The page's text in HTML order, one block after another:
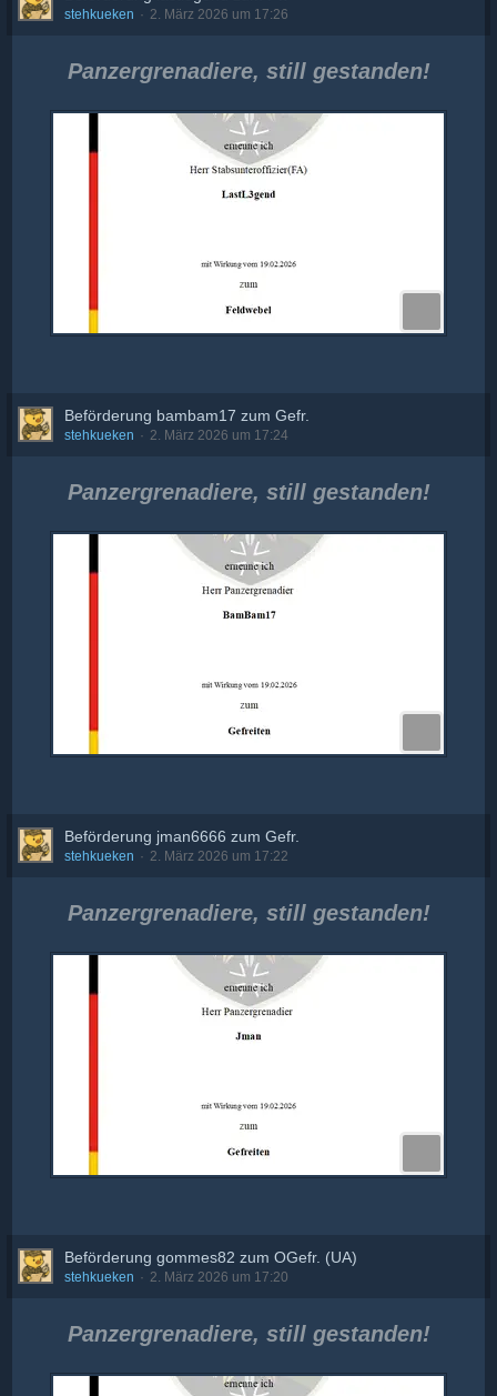
stehkueken 2. März 2026 um 17:26
Panzergrenadiere, still gestanden!
Beförderung bambam17 zum Gefr.
stehkueken 2. März 2026 um 17:24
Panzergrenadiere, still gestanden!
Beförderung jman6666 zum Gefr.
stehkueken 2. März 2026 um 17:22
Panzergrenadiere, still gestanden!
Beförderung gommes82 zum OGefr. (UA)
stehkueken 2. März 2026 um 17:20
Panzergrenadiere, still gestanden!